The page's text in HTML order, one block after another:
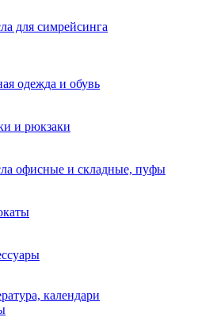
для симрейсинга
одежда и обувь
и рюкзаки
офисные и складные, пуфы
календари